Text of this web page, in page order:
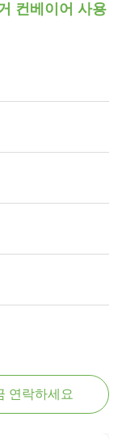
컨베이어 사용
연락하세요